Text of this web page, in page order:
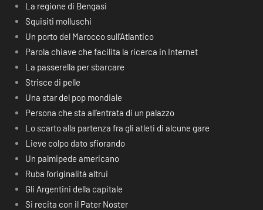
La regione di Bengasi
Squisiti molluschi
Un porto del Marocco sull’Atlantico
Parola chiave che facilita la ricerca in Internet
La passerella per sbarcare
Strisce di pelle
Una star del pop mondiale
Persona che sta all’entrata di un palazzo
Lo scarto alla partenza fra gli atleti di alcune gare
Lieve colpo dato sfiorando
Un palmipede americano
Ruba l’originalità altrui
Gli Argentini della capitale
Si recita con il Pater Noster